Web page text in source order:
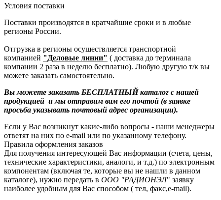
Условия поставки
Поставки производятся в кратчайшие сроки и в любые
регионы России.
Отгрузка в регионы осуществляется транспортной
компанией "Деловые линии" ( доставка до терминала
компании 2 раза в неделю бесплатно). Любую другую т/к вы
можете заказать самостоятельно.
Вы можете заказать БЕСПЛАТНЫЙ каталог с нашей
продукцией и мы отправим вам его почтой (в заявке
просьба указывать почтовый адрес организации).
Если у Вас возникнут какие-либо вопросы - наши менеджеры
ответят на них по e-mail или по указанному телефону.
Правила оформления заказов
Для получения интересующей Вас информации (счета, цены,
технические характеристики, аналоги, и т.д.) по электронным
компонентам (включая те, которые вы не нашли в данном
каталоге), нужно передать в ООО "РАДИОНЭЛ" заявку
наиболее удобным для Вас способом ( тел, факс,e-mail).